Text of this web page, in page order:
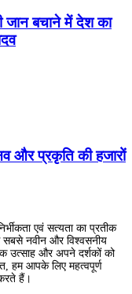
जान बचाने में देश का
और प्रकृति की हजारों
एवं सत्यता का प्रतीक
नवीन और विश्वसनीय
उत्साह और अपने दर्शकों को
हम आपके लिए महत्वपूर्ण
हैं।